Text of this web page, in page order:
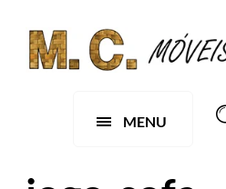
MENU